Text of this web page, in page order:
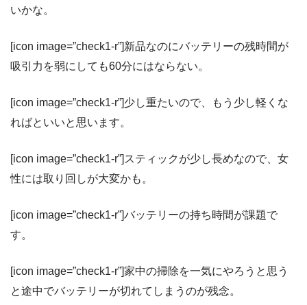
いかな。
[icon image=”check1-r”]新品なのにバッテリーの残時間が
吸引力を弱にしても60分にはならない。
[icon image=”check1-r”]少し重たいので、もう少し軽くな
ればといいと思います。
[icon image=”check1-r”]スティックが少し長めなので、女
性には取り回しが大変かも。
[icon image=”check1-r”]バッテリーの持ち時間が課題で
す。
[icon image=”check1-r”]家中の掃除を一気にやろうと思う
と途中でバッテリーが切れてしまうのが残念。